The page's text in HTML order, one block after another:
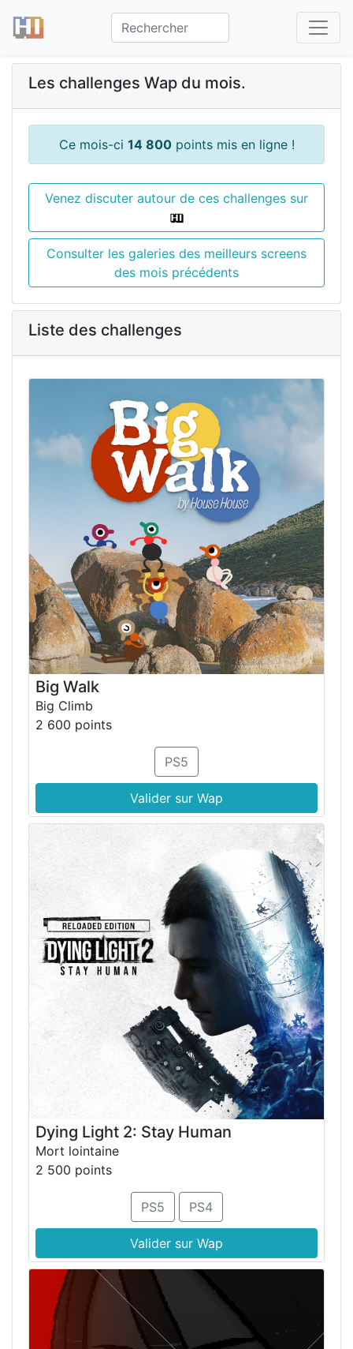
Les challenges Wap du mois.
Ce mois-ci 14 800points mis en ligne !
Venez discuter autour de ces challenges sur
Consulter les galeries des meilleurs screens
des mois précédents
Liste des challenges
Big Walk
Big Climb
2 600 points
PS5
Valider sur Wap
Dying Light 2: Stay Human
Mort lointaine
2 500 points
PS5 PS4
Valider sur Wap